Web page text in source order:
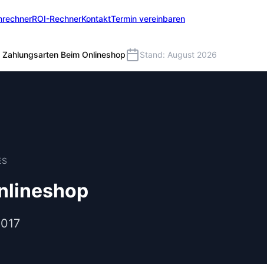
ROI-RechnerKontaktTermin vereinbaren
Zahlungsarten Beim Onlineshop Stand: August 2026